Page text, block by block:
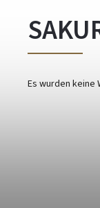
Es wurden keine